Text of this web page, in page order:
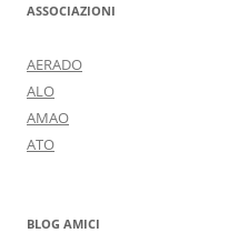
ASSOCIAZIONI
AERADO
ALO
AMAO
ATO
BLOG AMICI